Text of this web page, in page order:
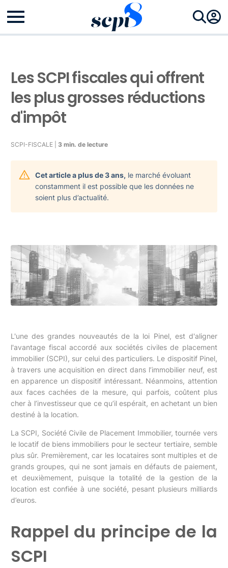
Les SCPI fiscales qui offrent
les plus grosses réductions
d'impôt
SCPI-FISCALE | 3 min. de lecture
Cet article a plus de 3 ans, le marché évoluant
constamment il est possible que les données ne
soient plus d’actualité.
L'une des grandes nouveautés de la loi Pinel, est d'aligner
l'avantage fiscal accordé aux sociétés civiles de placement
immobilier (SCPI), sur celui des particuliers. Le dispositif Pinel,
à travers une acquisition en direct dans l’immobilier neuf, est
en apparence un dispositif intéressant. Néanmoins, attention
aux faces cachées de la mesure, qui parfois, coûtent plus
cher à l’investisseur que ce qu’il espérait, en achetant un bien
destiné à la location.
La SCPI, Société Civile de Placement Immobilier, tournée vers
le locatif de biens immobiliers pour le secteur tertiaire, semble
plus sûr. Premièrement, car les locataires sont multiples et de
grands groupes, qui ne sont jamais en défauts de paiement,
et deuxièmement, puisque la totalité de la gestion de la
location est confiée à une société, pesant plusieurs milliards
d’euros.
Rappel du principe de la
SCPI